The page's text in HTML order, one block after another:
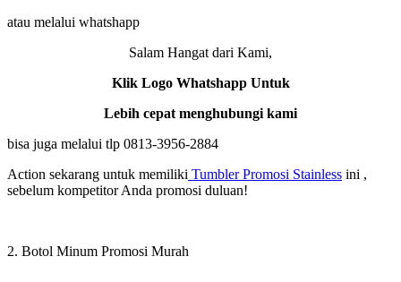
atau melalui whatshapp
Salam Hangat dari Kami,
Klik Logo Whatshapp Untuk
Lebih cepat menghubungi kami
bisa juga melalui tlp 0813-3956-2884
Action sekarang untuk memiliki Tumbler Promosi Stainless ini ,
sebelum kompetitor Anda promosi duluan!
2. Botol Minum Promosi Murah